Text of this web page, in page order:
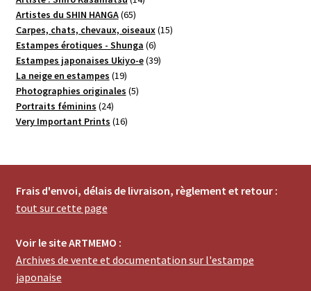
Artistes du SHIN HANGA 6565
produits
Carpes, chats, chevaux, oiseaux 1515
Estampes érotiques - Shunga 66
produits
Estampes japonaises Ukiyo-e 3939
La neige en estampes 1919
produits
Photographies originales 55
Portraits féminins 2424
produits
Very Important Prints 1616
Frais d'envoi, délais de livraison, règlement et retour :
tout sur cette page
Voir le site ARTMEMO :
Archives de vente et documentation sur l'estampe
japonaise